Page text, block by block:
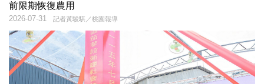
前限期恢復農用
記者黃駿騏／桃園報導
2026-07-31